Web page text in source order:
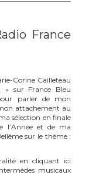
France
Corine Cailleteau
» sur France Bleu
parler de mon
attachement au
sélection en finale
l’Année et de ma
sur le thème :
en cliquant ici
musicaux